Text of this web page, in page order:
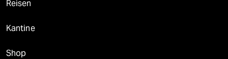
Reisen
Kantine
Shop